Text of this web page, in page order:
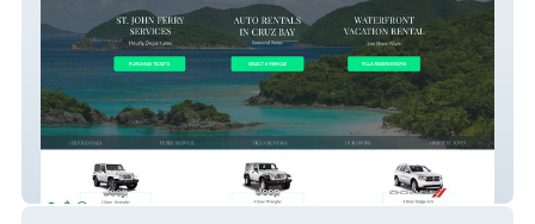
Varlack